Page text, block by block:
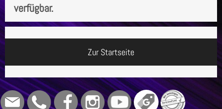
verfügbar.
Zur Startseite